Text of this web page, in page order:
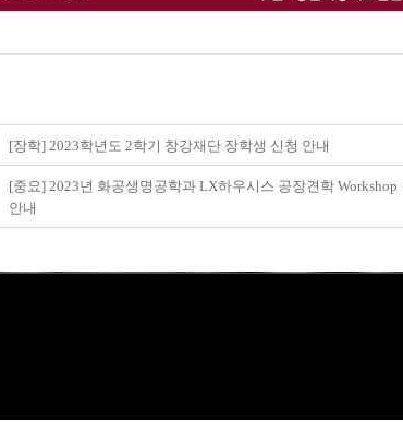
[장학] 2023학년도 2학기 창강재단 장학생 신청 안내
[중요] 2023년 화공생명공학과 LX하우시스 공장견학 Workshop
안내